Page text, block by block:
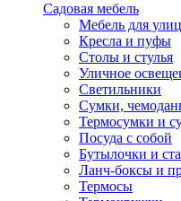
Садовая мебель
Мебель для
Кресла и пуфы
Столы и стулья
Уличное
Светильники
Сумки,
Термосумки и
Посуда с собой
Бутылочки и
Ланч-боксы и
Термосы